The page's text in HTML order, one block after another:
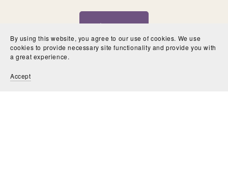
Folgen
By using this website, you agree to our use of cookies. We use
cookies to provide necessary site functionality and provide you with
a great experience.
Accept